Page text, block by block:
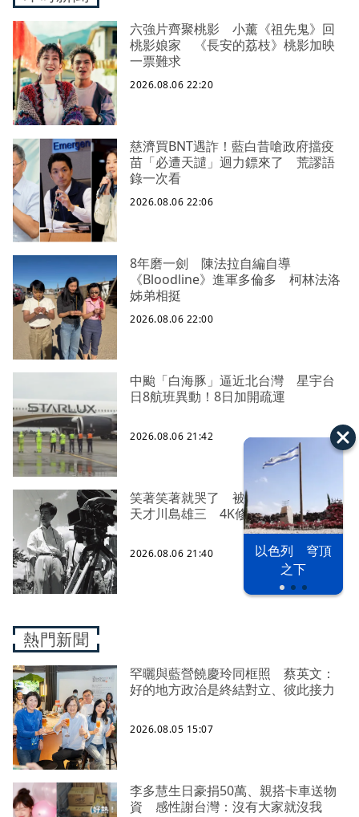
以色列 穹頂
之下
六強片齊聚桃影 小薰《祖先鬼》回
桃影娘家 《長安的荔枝》桃影加映
一票難求
2026.08.06 22:20
慈濟買BNT遇詐！藍白昔嗆政府擋疫
苗「必遭天譴」迴力鏢來了 荒謬語
錄一次看
2026.08.06 22:06
8年磨一劍 陳法拉自編自導
《Bloodline》進軍多倫多 柯林法洛
姊弟相挺
2026.08.06 22:00
中颱「白海豚」逼近北台灣 星宇台
日8航班異動！8日加開疏運
2026.08.06 21:42
笑著笑著就哭了 被遺忘的日本喜劇
天才川島雄三 4K修復重返大銀幕
2026.08.06 21:40
熱門新聞
罕曬與藍營饒慶玲同框照 蔡英文：
好的地方政治是終結對立、彼此接力
2026.08.05 15:07
李多慧生日豪捐50萬、親搭卡車送物
資 感性謝台灣：沒有大家就沒我